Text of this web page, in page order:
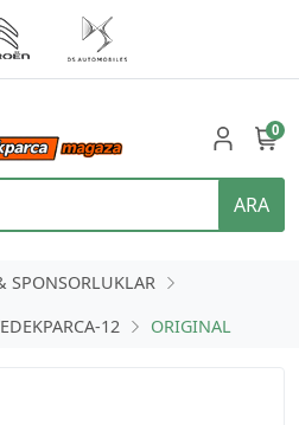
ARA
0
SPONSORLUKLAR
12 ORIGINAL